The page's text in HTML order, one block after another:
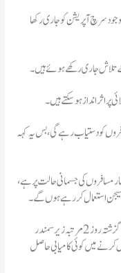
سرچ آپریشن کو جاری رکھا
تلاش جاری رکھے ہوئے ہیں۔
اثرانداز ہو سکتے ہیں۔
کو دستیاب رہے گی، بس یہ کہہ
مسافروں کی جسمانی حالت پر ہے،
استعمال کر رہے ہوں گے۔
امریکی کوسٹ گارڈ حکام نے بتایا کہ ٹائٹن کی تلاش کےدوران گزشتہ روز 2 مرتبہ زیرسمندر
کرنے میں کوئی کامیابی حاصل